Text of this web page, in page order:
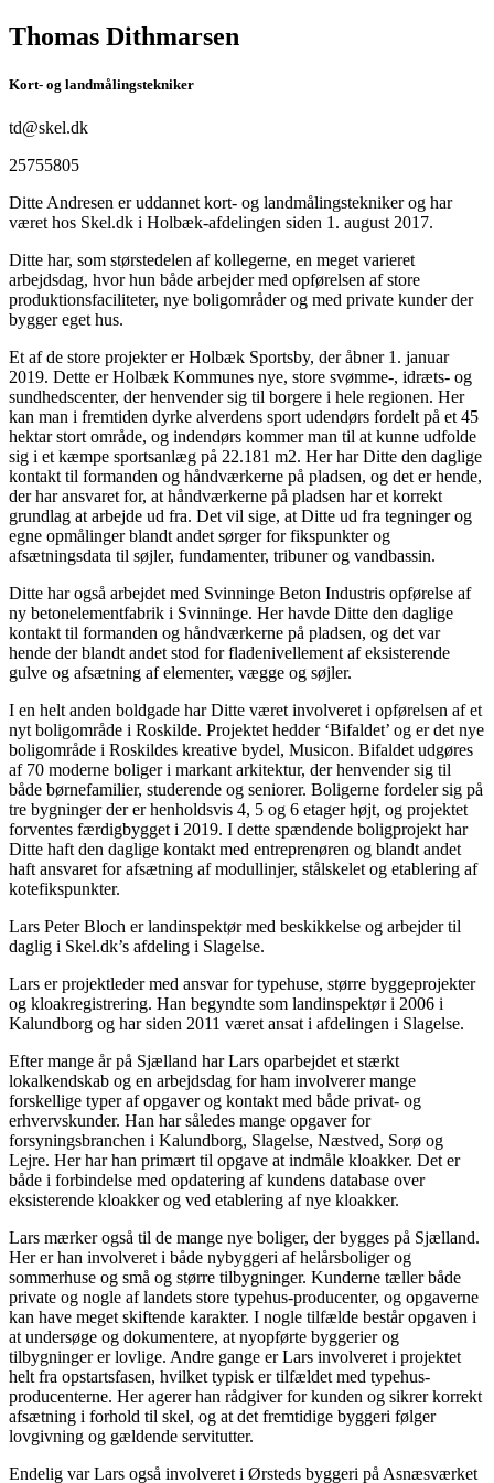
Thomas Dithmarsen
Kort- og landmålingstekniker
td@skel.dk
25755805
Ditte Andresen er uddannet kort- og landmålingstekniker og har
været hos Skel.dk i Holbæk-afdelingen siden 1. august 2017.
Ditte har, som størstedelen af kollegerne, en meget varieret
arbejdsdag, hvor hun både arbejder med opførelsen af store
produktionsfaciliteter, nye boligområder og med private kunder der
bygger eget hus.
Et af de store projekter er Holbæk Sportsby, der åbner 1. januar
2019. Dette er Holbæk Kommunes nye, store svømme-, idræts- og
sundhedscenter, der henvender sig til borgere i hele regionen. Her
kan man i fremtiden dyrke alverdens sport udendørs fordelt på et 45
hektar stort område, og indendørs kommer man til at kunne udfolde
sig i et kæmpe sportsanlæg på 22.181 m2. Her har Ditte den daglige
kontakt til formanden og håndværkerne på pladsen, og det er hende,
der har ansvaret for, at håndværkerne på pladsen har et korrekt
grundlag at arbejde ud fra. Det vil sige, at Ditte ud fra tegninger og
egne opmålinger blandt andet sørger for fikspunkter og
afsætningsdata til søjler, fundamenter, tribuner og vandbassin.
Ditte har også arbejdet med Svinninge Beton Industris opførelse af
ny betonelementfabrik i Svinninge. Her havde Ditte den daglige
kontakt til formanden og håndværkerne på pladsen, og det var
hende der blandt andet stod for fladenivellement af eksisterende
gulve og afsætning af elementer, vægge og søjler.
I en helt anden boldgade har Ditte været involveret i opførelsen af et
nyt boligområde i Roskilde. Projektet hedder ‘Bifaldet’ og er det nye
boligområde i Roskildes kreative bydel, Musicon. Bifaldet udgøres
af 70 moderne boliger i markant arkitektur, der henvender sig til
både børnefamilier, studerende og seniorer. Boligerne fordeler sig på
tre bygninger der er henholdsvis 4, 5 og 6 etager højt, og projektet
forventes færdigbygget i 2019. I dette spændende boligprojekt har
Ditte haft den daglige kontakt med entreprenøren og blandt andet
haft ansvaret for afsætning af modullinjer, stålskelet og etablering af
kotefikspunkter.
Lars Peter Bloch er landinspektør med beskikkelse og arbejder til
daglig i Skel.dk’s afdeling i Slagelse.
Lars er projektleder med ansvar for typehuse, større byggeprojekter
og kloakregistrering. Han begyndte som landinspektør i 2006 i
Kalundborg og har siden 2011 været ansat i afdelingen i Slagelse.
Efter mange år på Sjælland har Lars oparbejdet et stærkt
lokalkendskab og en arbejdsdag for ham involverer mange
forskellige typer af opgaver og kontakt med både privat- og
erhvervskunder. Han har således mange opgaver for
forsyningsbranchen i Kalundborg, Slagelse, Næstved, Sorø og
Lejre. Her har han primært til opgave at indmåle kloakker. Det er
både i forbindelse med opdatering af kundens database over
eksisterende kloakker og ved etablering af nye kloakker.
Lars mærker også til de mange nye boliger, der bygges på Sjælland.
Her er han involveret i både nybyggeri af helårsboliger og
sommerhuse og små og større tilbygninger. Kunderne tæller både
private og nogle af landets store typehus-producenter, og opgaverne
kan have meget skiftende karakter. I nogle tilfælde består opgaven i
at undersøge og dokumentere, at nyopførte byggerier og
tilbygninger er lovlige. Andre gange er Lars involveret i projektet
helt fra opstartsfasen, hvilket typisk er tilfældet med typehus-
producenterne. Her agerer han rådgiver for kunden og sikrer korrekt
afsætning i forhold til skel, og at det fremtidige byggeri følger
lovgivning og gældende servitutter.
Endelig var Lars også involveret i Ørsteds byggeri på Asnæsværket